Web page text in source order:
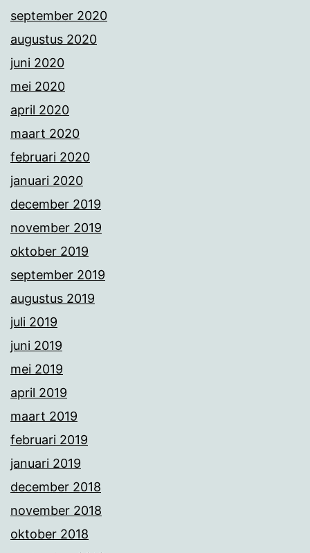
september 2020
augustus 2020
juni 2020
mei 2020
april 2020
maart 2020
februari 2020
januari 2020
december 2019
november 2019
oktober 2019
september 2019
augustus 2019
juli 2019
juni 2019
mei 2019
april 2019
maart 2019
februari 2019
januari 2019
december 2018
november 2018
oktober 2018